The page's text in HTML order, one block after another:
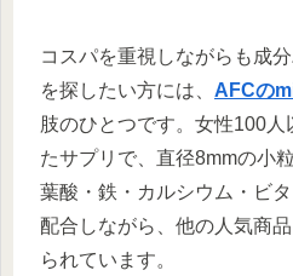
コスパを重視しながらも成
を探したい方には、 AFCの
肢のひとつです。女性100
たサプリで、直径8mmの小
葉酸・鉄・カルシウム・ビ
配合しながら、他の人気商
られています。